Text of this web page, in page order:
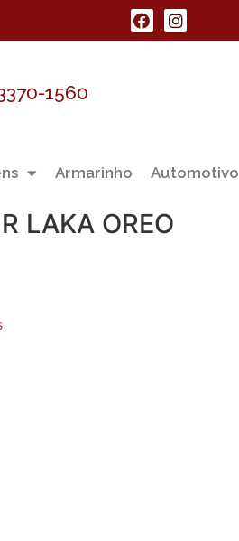
1560
Armarinho Automotivo
LAKA OREO